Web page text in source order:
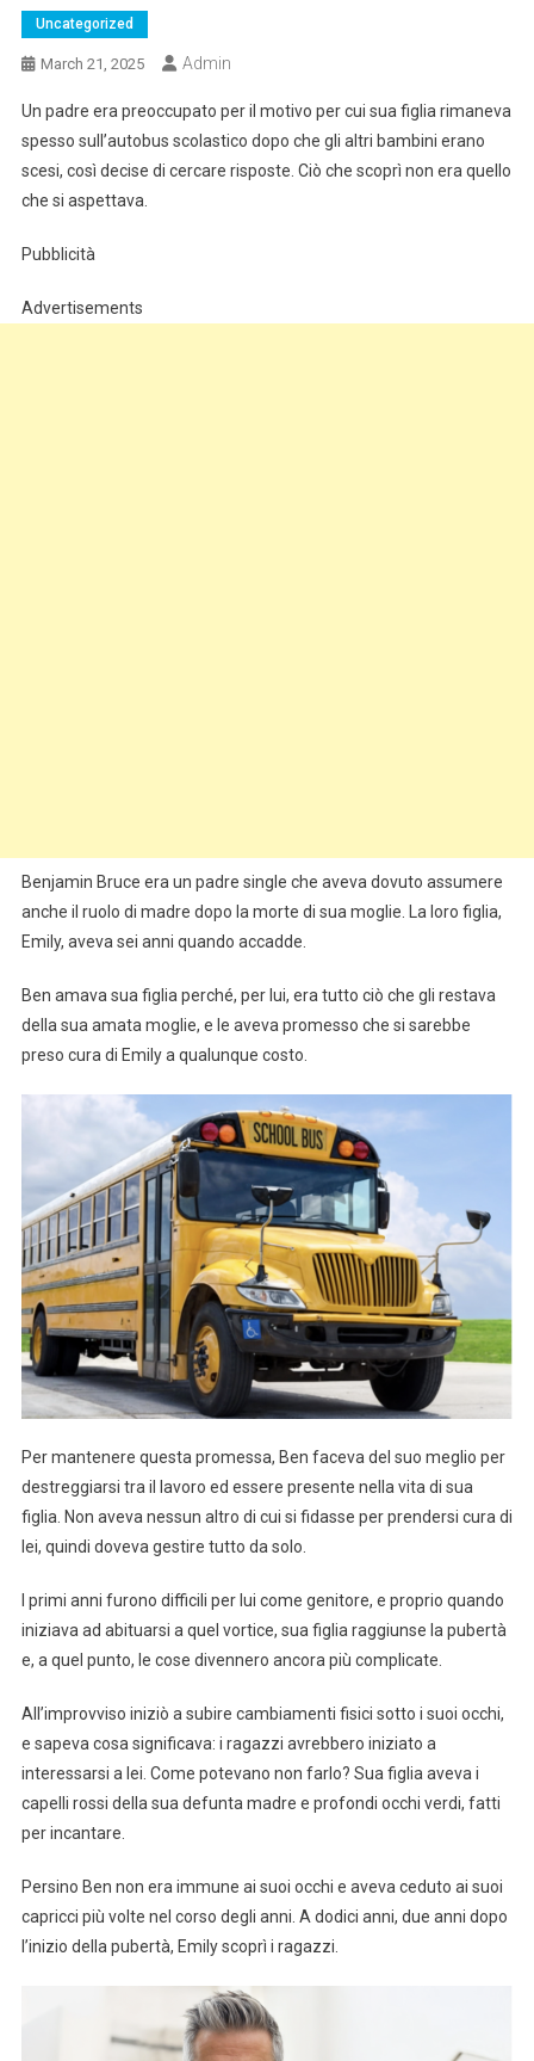
Uncategorized
March 21, 2025 Admin
Un padre era preoccupato per il motivo per cui sua figlia rimaneva
spesso sull’autobus scolastico dopo che gli altri bambini erano
scesi, così decise di cercare risposte. Ciò che scoprì non era quello
che si aspettava.
Pubblicità
Advertisements
Benjamin Bruce era un padre single che aveva dovuto assumere
anche il ruolo di madre dopo la morte di sua moglie. La loro figlia,
Emily, aveva sei anni quando accadde.
Ben amava sua figlia perché, per lui, era tutto ciò che gli restava
della sua amata moglie, e le aveva promesso che si sarebbe
preso cura di Emily a qualunque costo.
Per mantenere questa promessa, Ben faceva del suo meglio per
destreggiarsi tra il lavoro ed essere presente nella vita di sua
figlia. Non aveva nessun altro di cui si fidasse per prendersi cura di
lei, quindi doveva gestire tutto da solo.
I primi anni furono difficili per lui come genitore, e proprio quando
iniziava ad abituarsi a quel vortice, sua figlia raggiunse la pubertà
e, a quel punto, le cose divennero ancora più complicate.
All’improvviso iniziò a subire cambiamenti fisici sotto i suoi occhi,
e sapeva cosa significava: i ragazzi avrebbero iniziato a
interessarsi a lei. Come potevano non farlo? Sua figlia aveva i
capelli rossi della sua defunta madre e profondi occhi verdi, fatti
per incantare.
Persino Ben non era immune ai suoi occhi e aveva ceduto ai suoi
capricci più volte nel corso degli anni. A dodici anni, due anni dopo
l’inizio della pubertà, Emily scoprì i ragazzi.